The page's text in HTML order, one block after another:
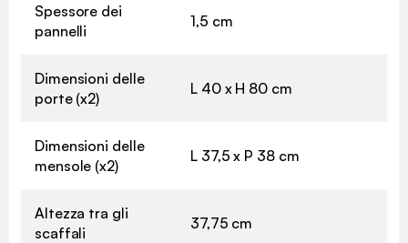
Spessore dei
pannelli
1,5 cm
Dimensioni delle
porte (x2)
L 40 x H 80 cm
Dimensioni delle
mensole (x2)
L 37,5 x P 38 cm
Altezza tra gli
scaffali
37,75 cm